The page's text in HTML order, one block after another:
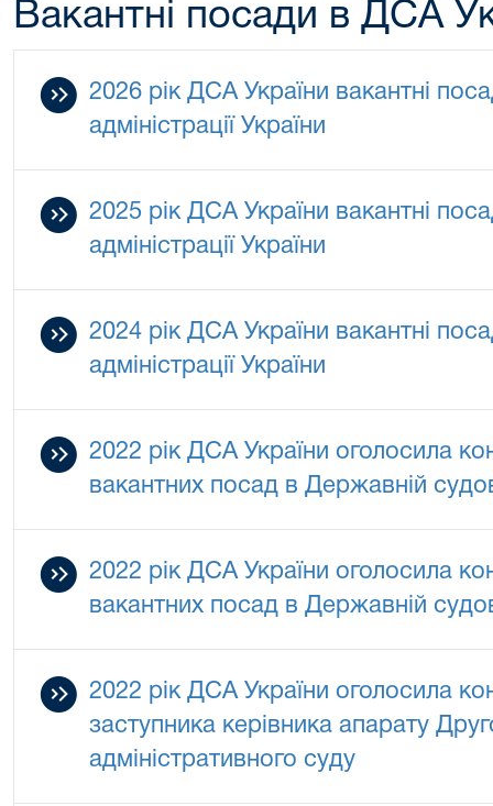
Вакантні посади в ДСА
2026 рік ДСА України вакантні
адміністрації України
2025 рік ДСА України вакантні
адміністрації України
2024 рік ДСА України вакантні
адміністрації України
2022 рік ДСА України оголосила
вакантних посад в Державній
2022 рік ДСА України оголосила
вакантних посад в Державній
2022 рік ДСА України оголосила
заступника керівника апарату
адміністративного суду